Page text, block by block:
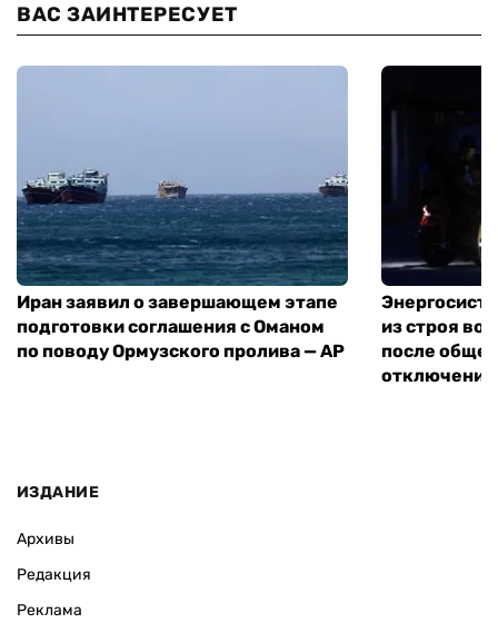
ВАС ЗАИНТЕРЕСУЕТ
Иран заявил о завершающем этапе
подготовки соглашения с Оманом
по поводу Ормузского пролива — AP
из строя во
после
отключения
ИЗДАНИЕ
Архивы
Редакция
Реклама